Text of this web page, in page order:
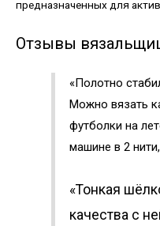
предназначенных для
Отзывы
«Полотно
Можно вязать
футболки на
машине в 2
«Тонкая
качества с